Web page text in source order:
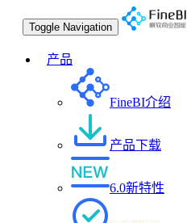
Toggle Navigation
产品
FineBI介绍
产品下载
6.0新特性